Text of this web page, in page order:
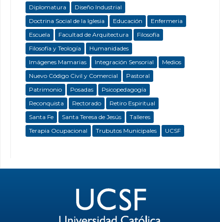
Diplomatura
Diseño Industrial
Doctrina Social de la Iglesia
Educación
Enfermeria
Escuela
Facultad de Arquitectura
Filosofía
Filosofía y Teología
Humanidades
Imágenes Mamarias
Integración Sensorial
Medios
Nuevo Código Civil y Comercial
Pastoral
Patrimonio
Posadas
Psicopedagogía
Reconquista
Rectorado
Retiro Espiritual
Santa Fe
Santa Teresa de Jesús
Talleres
Terapia Ocupacional
Trubutos Municipales UCSF